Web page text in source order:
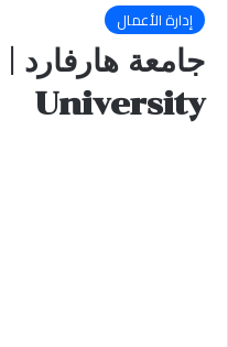
إدارة الأعمال
University